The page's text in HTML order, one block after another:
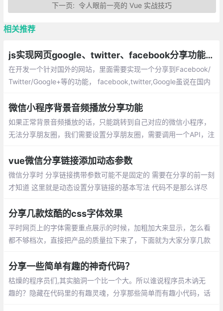
下一页:令人眼前一亮的 Vue 实战技巧
相关推荐
js实现网页google、twitter、facebook分享功能代码
在开发一个针对国外的网站，里面需要实现一个分享到Facebook/
Twitter/Google+等的功能， facebook,twitter,Google虽说在国内
微信小程序背景音频播放分享功能
如果正常背景音频播放的话，只能跳转到自己对应的微信小程序，
无法分享朋友圈，我们需要设置分享朋友圈，需要调用一个API，注
vue微信分享链接添加动态参数
微信分享时 分享链接携带参数可能不是固定的 需要在分享的前一刻
才知道 这里就是动态设置分享链接的基本写法 代码不是那么详尽
分享几款炫酷的css字体效果
平时网页上的字体需要重点展示的时候，加粗加大来显示，怎么看
都不够档次，直接把产品的质量拉下来了，下面就为大家分享几款
分享一些简单有趣的神奇代码？
枯燥的程序员们,其实脑洞一个比一个大。所
以谁说程序员木讷无趣的？隐藏在代码里的